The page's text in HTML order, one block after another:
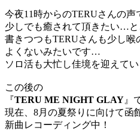
今夜11時からのTERUさんの声
少しでも癒されて頂きたい…と
書きつつもTERUさんも少し喉
よくないみたいです…
ソロ活も大忙し佳境を迎えてい
この後の
『TERU ME NIGHT GLAY 』
現在、8月の夏祭りに向けて函
新曲レコーディング中！